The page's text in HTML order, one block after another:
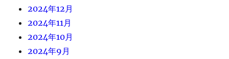
2024年12月
2024年11月
2024年10月
2024年9月